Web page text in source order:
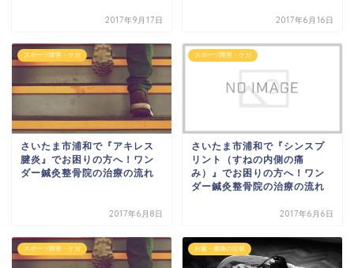
2017年9月17日 2017年6月16日
スポーツ障害・ケガ
さいたま市浦和で『アキレス
腱炎』でお困りの方へ！ワン
ダー鍼灸整骨院の治療の流れ
2017年6月8日
スポーツ障害・ケガ
さいたま市浦和で『シンスプ
リント（すねの内側の痛
み）』でお困りの方へ！ワン
ダー鍼灸整骨院の治療の流れ
2017年6月6日
スポーツ障害・ケガ お腹・腰痛の症状